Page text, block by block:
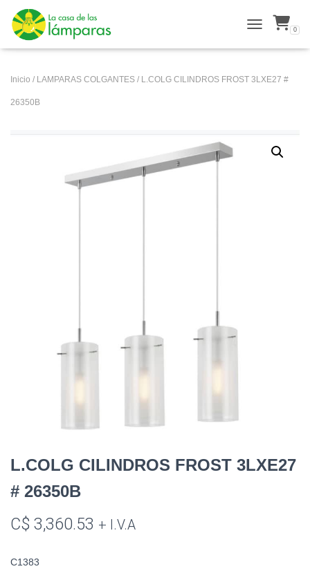
ALTERNAR
0
Inicio / LAMPARAS COLGANTES / L.COLG CILINDROS FROST 3LXE27 #
26350B
L.COLG CILINDROS FROST 3LXE27
# 26350B
C$ 3,360.53 + I.V.A
C1383